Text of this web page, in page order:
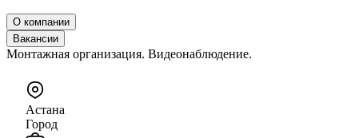
О компании
Вакансии
Монтажная организация. Видеонаблюдение.
Астана
Город